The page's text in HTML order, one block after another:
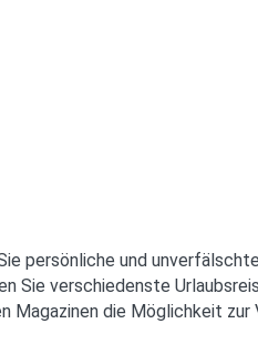
persönliche und
Sie verschiedenste
die Möglichkeit